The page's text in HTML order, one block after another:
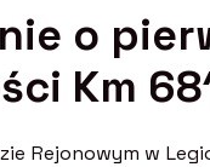
o
Km
Rejonowym w